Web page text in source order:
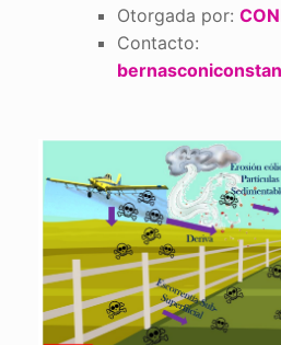
Otorgada por:
Contacto: